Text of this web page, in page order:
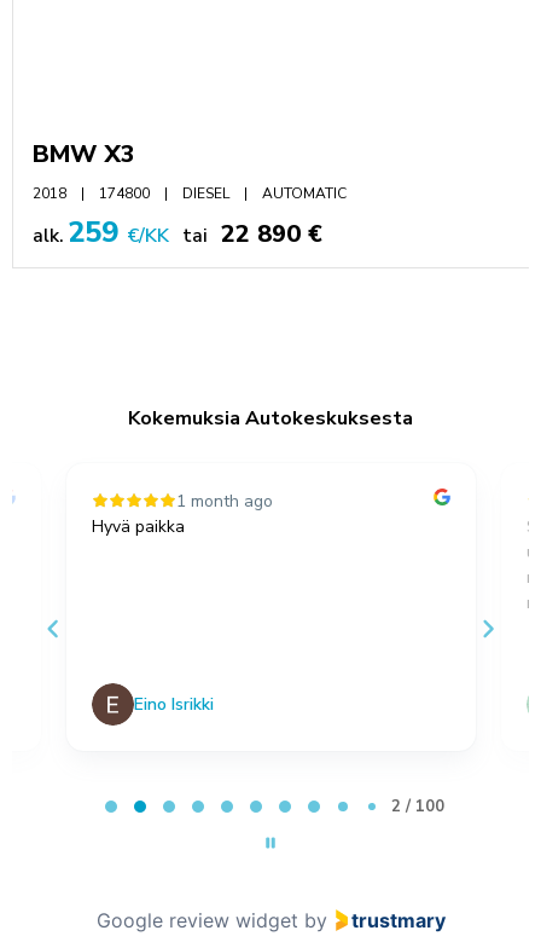
BMW X3
2018 174800 DIESEL AUTOMATIC
alk. 259 €/KK tai 22 890 €
Kokemuksia Autokeskuksesta
1 month ago
Hyvä paikka
Eino Isrikki
2 / 100
Google review widget by trustmary